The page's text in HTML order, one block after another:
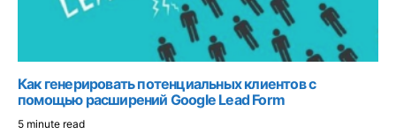
Как генерировать потенциальных клиентов с
помощью расширений Google Lead Form
5 minute read